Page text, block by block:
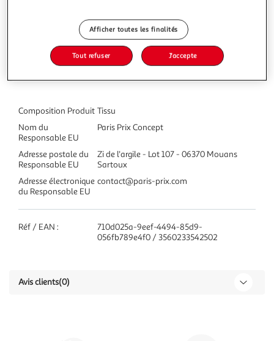
Caractéristiques
Composition Produit Tissu
Nom du
Responsable EU
Paris Prix Concept
Adresse postale du
Responsable EU
Zi de l'argile - Lot 107 - 06370 Mouans
Sartoux
Adresse électronique
du Responsable EU
contact@paris-prix.com
Réf / EAN :
710d025a-9eef-4494-85d9-
056fb789e4f0 / 3560233542502
Avis clients(0)
Afficher toutes les finalités
Tout refuser J'accepte